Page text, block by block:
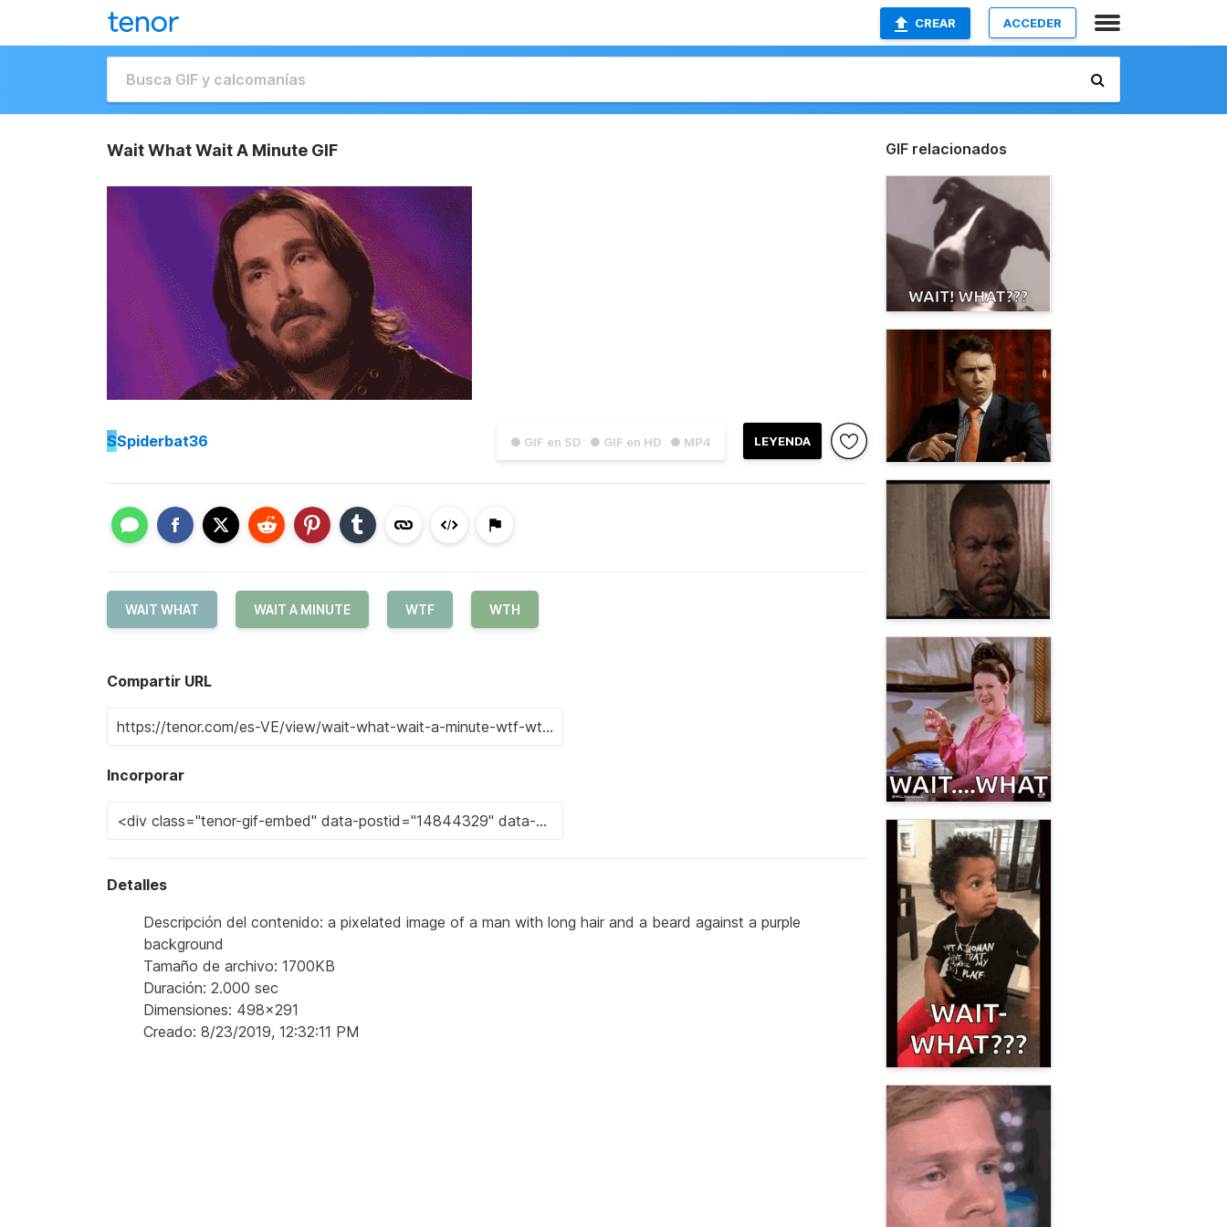
CREAR ACCEDER
Wait What Wait A Minute GIF
● GIF en SD ● GIF en HD ● MP4 LEYENDA
SSpiderbat36
WAIT WHAT WAIT A MINUTE WTF WTH
Compartir URL
Incorporar
Detalles
Descripción del contenido: a pixelated image of a man with long hair and a beard against a purple
background
Tamaño de archivo: 1700KB
Duración: 2.000 sec
Dimensiones: 498x291
Creado: 8/23/2019, 12:32:11 PM
GIF relacionados